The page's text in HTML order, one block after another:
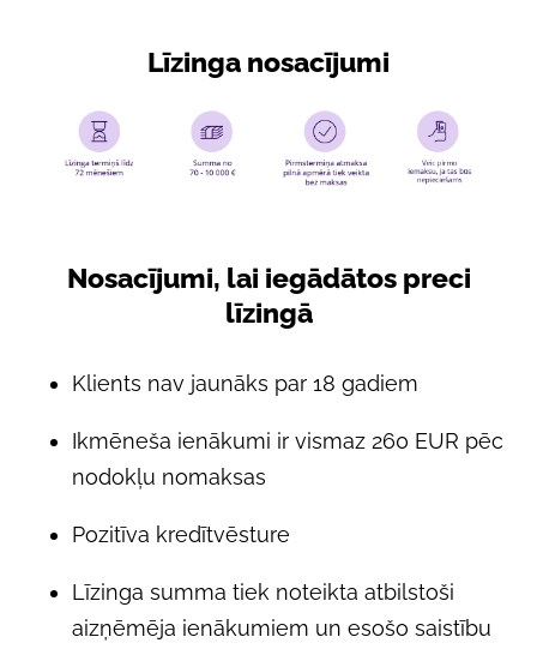
Līzinga nosacījumi
Nosacījumi, lai iegādātos preci
līzingā
Klients nav jaunāks par 18 gadiem
Ikmēneša ienākumi ir vismaz 260 EUR pēc
nodokļu nomaksas
Pozitīva kredītvēsture
Līzinga summa tiek noteikta atbilstoši
aizņēmēja ienākumiem un esošo saistību